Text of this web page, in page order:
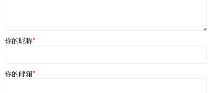
你的昵称*
你的邮箱*